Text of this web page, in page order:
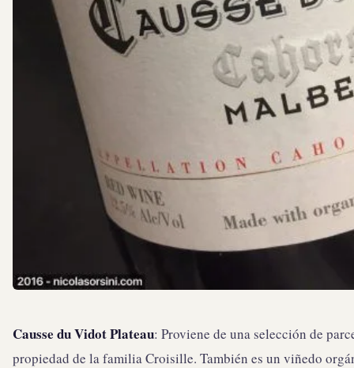
Causse du Vidot Plateau: Proviene de una selección de
propiedad de la familia Croisille. También es un viñedo